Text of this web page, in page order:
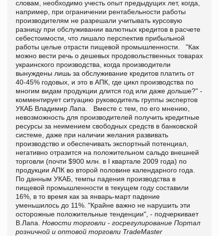
словам, необходимо учесть опыт предыдущих лет, когда,
например, при ограничении рентабельности работы
производителям не разрешали учитывать курсовую
разницу при обслуживании валютных кредитов в расчете
себестоимости, что лишало перспектив прибыльной
работы целые отрасти пищевой промышленности. "Как
можно вести речь о дешевых продовольственных товарах
украинского производства, когда производители
вынуждены лишь за обслуживание кредитов платить от
40-45% годовых, и это в АПК, где цикл производства по
многим видам продукции длится год или даже дольше?" -
комментирует ситуацию руководитель группы экспертов
УКАБ Владимир Лапа. Вместе с тем, по его мнению,
невозможность для производителей получить кредитные
ресурсы за неимением свободных средств в банковской
системе, даже при наличии желания развивать
производство и обеспечивать экспортный потенциал,
негативно отразится на положительном сальдо внешней
торговли (почти $900 млн. в I квартале 2009 года) по
продукции АПК во второй половине календарного года.
По данным УКАБ, темпы падения производства в
пищевой промышленности в текущем году составили
16%, в то время как за январь-март падение
уменьшилось до 11%. "Крайне важно не нарушить эти
осторожные положительные тенденции", - подчеркивает
В.Лапа. Новости торговли - госрегулирование Портал
розничной и оптовой торговли TradeMaster